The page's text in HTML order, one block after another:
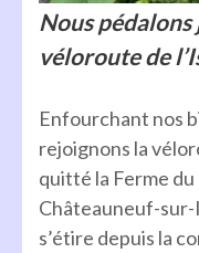
Nous
véloroute de
Enfourchant nos
rejoignons la
quitté la Ferme
Châteauneuf-
s’étire depuis la